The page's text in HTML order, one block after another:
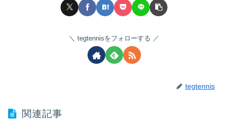
tegtennisをフォローする
tegtennis
関連記事